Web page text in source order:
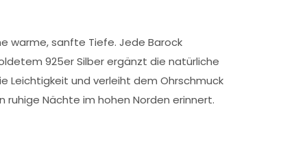
warme, sanfte Tiefe. Jede Barock
925er Silber ergänzt die natürliche
Leichtigkeit und verleiht dem Ohrschmuck
Nächte im hohen Norden erinnert.